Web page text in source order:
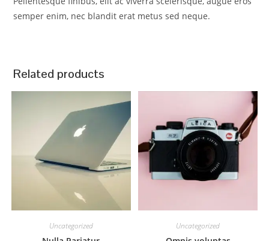
semper enim, nec blandit erat metus sed neque.
Related products
Uncategorized Uncategorized